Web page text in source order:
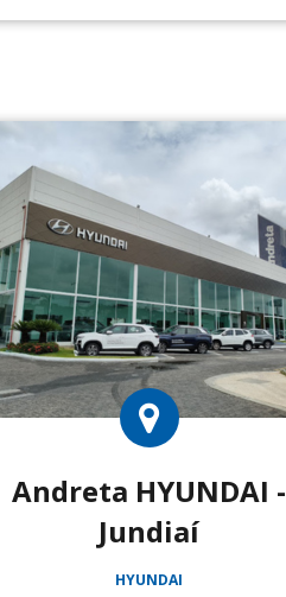
Andreta HYUNDAI -
Jundiaí
HYUNDAI